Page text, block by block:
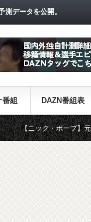
データを公開。
番組 DAZN番組表
ポープ】元8部GK、イン